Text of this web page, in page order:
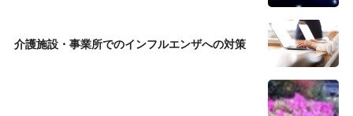
介護施設・事業所でのインフルエンザへの対策